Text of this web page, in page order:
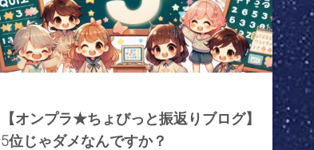
【オンプラ★ちょびっと振返りブログ】
5位じゃダメなんですか？